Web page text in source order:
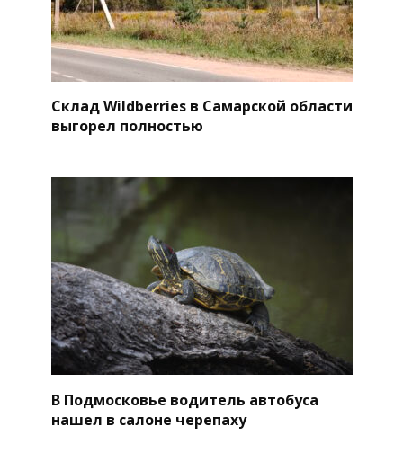
Склад Wildberries в Самарской области
выгорел полностью
В Подмосковье водитель автобуса
нашел в салоне черепаху